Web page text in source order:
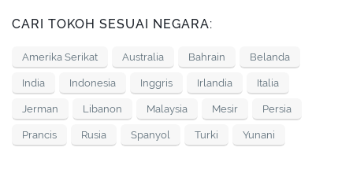
CARI TOKOH SESUAI NEGARA:
Amerika Serikat Australia Bahrain Belanda
India Indonesia Inggris Irlandia Italia
Jerman Libanon Malaysia Mesir Persia
Prancis Rusia Spanyol Turki Yunani